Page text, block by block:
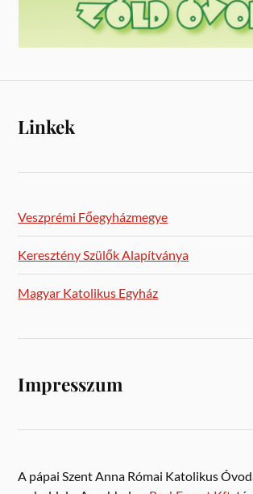
Linkek
Veszprémi Főegyházmegye
Keresztény Szülők Alapítványa
Magyar Katolikus Egyház
Impresszum
A pápai Szent Anna Római Katolikus